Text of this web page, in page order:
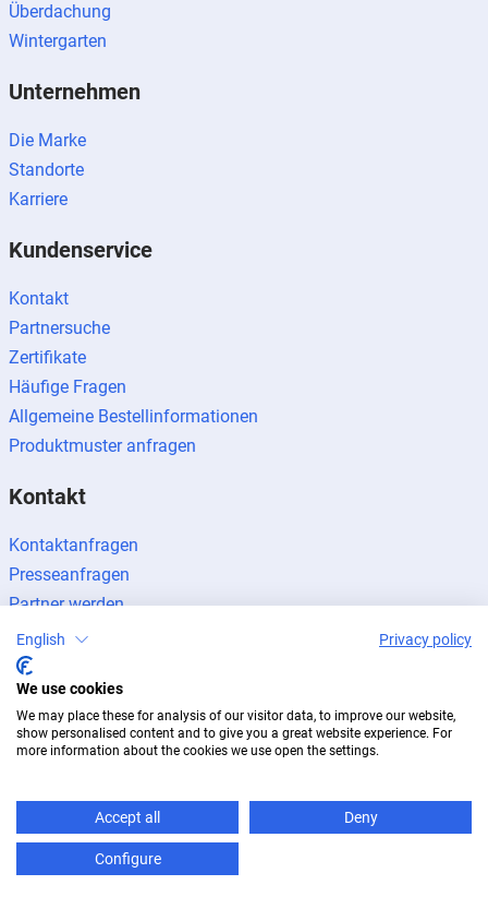
Überdachung
Wintergarten
Unternehmen
Die Marke
Standorte
Karriere
Kundenservice
Kontakt
Partnersuche
Zertifikate
Häufige Fragen
Allgemeine Bestellinformationen
Produktmuster anfragen
Kontakt
Kontaktanfragen
Presseanfragen
Partner werden
ImpressumDatenschutzNewsletter
English Privacy policy
We use cookies
We may place these for analysis of our visitor data, to improve our website,
show personalised content and to give you a great website experience. For
more information about the cookies we use open the settings.
Accept all Deny
Configure